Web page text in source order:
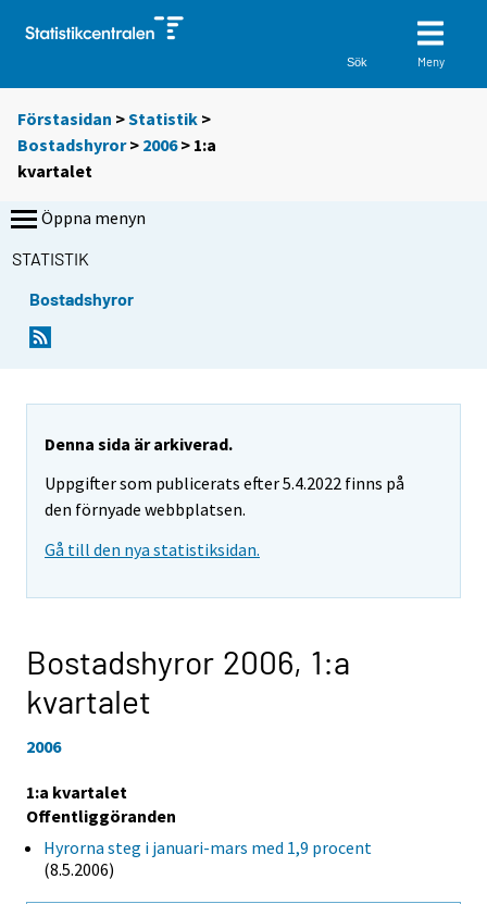
Sök Meny
Förstasidan >Statistik >
Bostadshyror> 2006> 1:a
kvartalet
Öppna menyn
STATISTIK
Bostadshyror
Denna sida är arkiverad.
Uppgifter som publicerats efter 5.4.2022 finns på
den förnyade webbplatsen.
Gå till den nya statistiksidan.
Bostadshyror 2006, 1:a
kvartalet
2006
1:a kvartalet
Offentliggöranden
Hyrorna steg i januari-mars med 1,9 procent
(8.5.2006)